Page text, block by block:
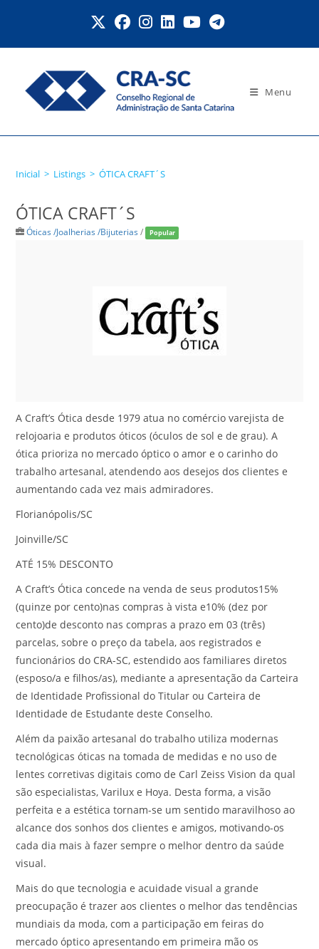
Menu
Inicial > Listings > ÓTICA CRAFT´S
ÓTICA CRAFT´S
Óticas /Joalherias /Bijuterias / Popular
A Craft’s Ótica desde 1979 atua no comércio varejista de
relojoaria e produtos óticos (óculos de sol e de grau). A
ótica prioriza no mercado óptico o amor e o carinho do
trabalho artesanal, atendendo aos desejos dos clientes e
aumentando cada vez mais admiradores.
Florianópolis/SC
Joinville/SC
ATÉ 15% DESCONTO
A Craft’s Ótica concede na venda de seus produtos15%
(quinze por cento)nas compras à vista e10% (dez por
cento)de desconto nas compras a prazo em 03 (três)
parcelas, sobre o preço da tabela, aos registrados e
funcionários do CRA-SC, estendido aos familiares diretos
(esposo/a e filhos/as), mediante a apresentação da Carteira
de Identidade Profissional do Titular ou Carteira de
Identidade de Estudante deste Conselho.
Além da paixão artesanal do trabalho utiliza modernas
tecnológicas óticas na tomada de medidas e no uso de
lentes corretivas digitais como de Carl Zeiss Vision da qual
são especialistas, Varilux e Hoya. Desta forma, a visão
perfeita e a estética tornam-se um sentido maravilhoso ao
alcance dos sonhos dos clientes e amigos, motivando-os
cada dia mais à fazer sempre o melhor dentro da saúde
visual.
Mais do que tecnologia e acuidade visual a grande
preocupação é trazer aos clientes o melhor das tendências
mundiais da moda, com a participação em feiras do
mercado óptico apresentando em primeira mão os